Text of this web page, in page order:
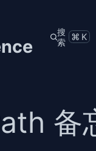
搜
索
⌘K
备